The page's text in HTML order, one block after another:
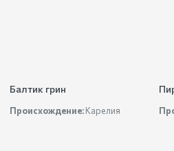
Балтик грин
Происхождение:Карелия